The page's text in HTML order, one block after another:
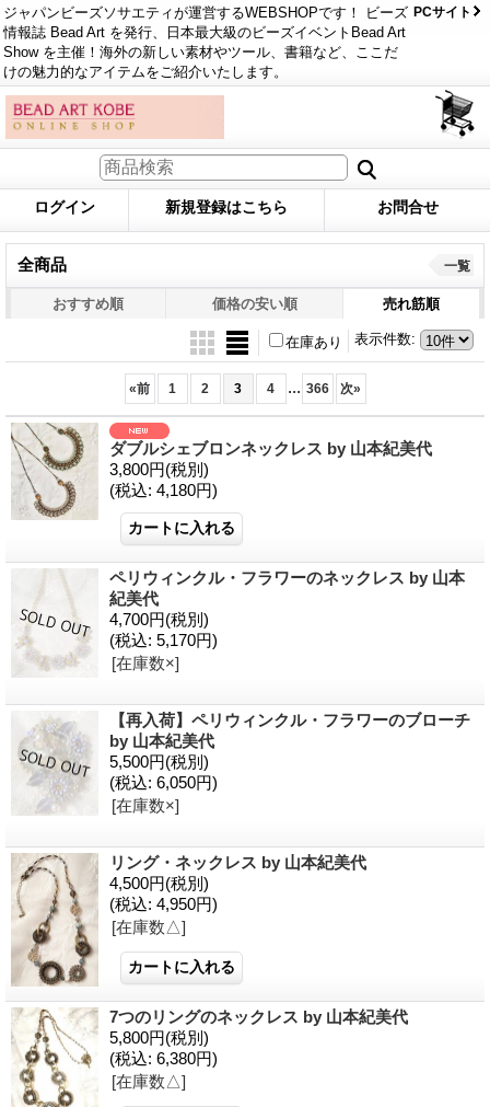
ジャパンビーズソサエティが運営するWEBSHOPです！ ビーズ
情報誌 Bead Art を発行、日本最大級のビーズイベントBead Art
Show を主催！海外の新しい素材やツール、書籍など、ここだ
けの魅力的なアイテムをご紹介いたします。
PCサイト
ログイン 新規登録はこちら お問合せ
全商品 一覧
おすすめ順 価格の安い順 売れ筋順
表示件数:
在庫あり
«前 1 2 3 4 ... 366 次»
ダブルシェブロンネックレス by 山本紀美代
3,800円(税別)
(税込: 4,180円)
ペリウィンクル・フラワーのネックレス by 山本
紀美代
4,700円(税別)
(税込: 5,170円)
[在庫数×]
【再入荷】ペリウィンクル・フラワーのブローチ
by 山本紀美代
5,500円(税別)
(税込: 6,050円)
[在庫数×]
リング・ネックレス by 山本紀美代
4,500円(税別)
(税込: 4,950円)
[在庫数△]
7つのリングのネックレス by 山本紀美代
5,800円(税別)
(税込: 6,380円)
[在庫数△]